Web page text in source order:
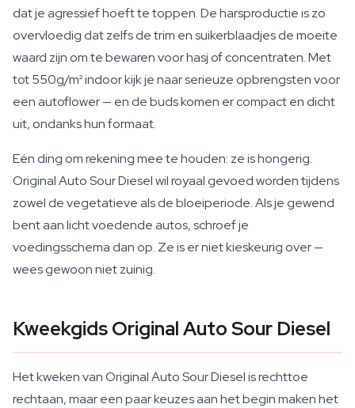
dat je agressief hoeft te toppen. De harsproductie is zo
overvloedig dat zelfs de trim en suikerblaadjes de moeite
waard zijn om te bewaren voor hasj of concentraten. Met
tot 550g/m² indoor kijk je naar serieuze opbrengsten voor
een autoflower — en de buds komen er compact en dicht
uit, ondanks hun formaat.
Eén ding om rekening mee te houden: ze is hongerig.
Original Auto Sour Diesel wil royaal gevoed worden tijdens
zowel de vegetatieve als de bloeiperiode. Als je gewend
bent aan licht voedende autos, schroef je
voedingsschema dan op. Ze is er niet kieskeurig over —
wees gewoon niet zuinig.
Kweekgids Original Auto Sour Diesel
Het kweken van Original Auto Sour Diesel is rechttoe
rechtaan, maar een paar keuzes aan het begin maken het